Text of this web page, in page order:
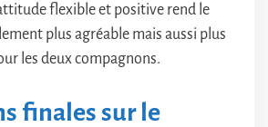
flexible et positive rend le
plus agréable mais aussi plus
les deux compagnons.
finales sur le